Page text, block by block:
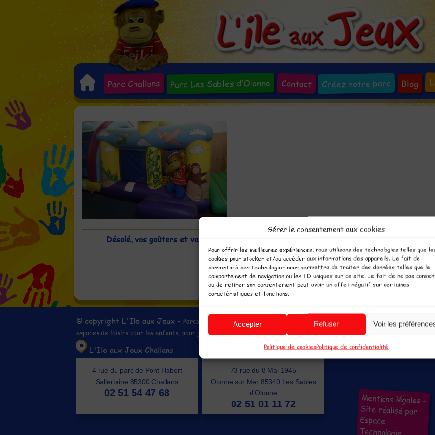
Gérer le consentement aux cookies
Pour offrir les meilleures expériences, nous utilisons des technologies telles que
cookies pour stocker et/ou accéder aux informations des appareils. Le fait de
consentir à ces technologies nous permettra de traiter des données telles que le
comportement de navigation ou les ID uniques sur ce site. Le fait de ne pas
ou de retirer son consentement peut avoir un effet négatif sur certaines
caractéristiques et fonctions.
Accepter Refuser Voir les
Politique de cookiesPolitique de confidentialité
Parc Challans Parc Les Sables d’Olonne Contact Créez votre parc Blog
Désolé, vos goûters et vos boissons ne sont pas autorisés à l'intérieur du parc. Un Snack
© copyright L'Ile aux Jeux - Parcs de loisirs couverts ouvert toute l'année pour plus de plaisir. Parc de jeux en
espaces de loisirs pour les enfants, pour jouer tout le temps par tous les temps !
L'Ile aux Jeux Challans
4 rue du parc de Pont Habert
Sallertaine 85300 Challans
02 51 54 47 68
L'Ile aux Jeux Les Sables
73 rue du 8 Mai 1945
Olonne sur Mer 85340 Les Sables
d’Olonne
02 51 01 11 72 Mentions légales -
Site réalisé par
Espace
Technologie